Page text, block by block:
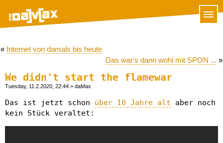
« Internet von damals bis heute
Das war's dann wohl mit SPON ... »
We didn't start the flamewar
Tuesday, 11.2.2020, 22:44 > daMax
Das ist jetzt schon über 10 Jahre alt aber noch
kein Stück veraltet: